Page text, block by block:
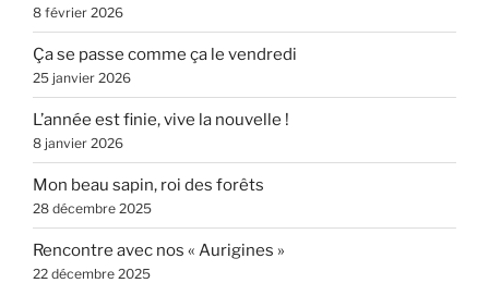
8 février 2026
Ça se passe comme ça le vendredi
25 janvier 2026
L’année est finie, vive la nouvelle !
8 janvier 2026
Mon beau sapin, roi des forêts
28 décembre 2025
Rencontre avec nos « Aurigines »
22 décembre 2025